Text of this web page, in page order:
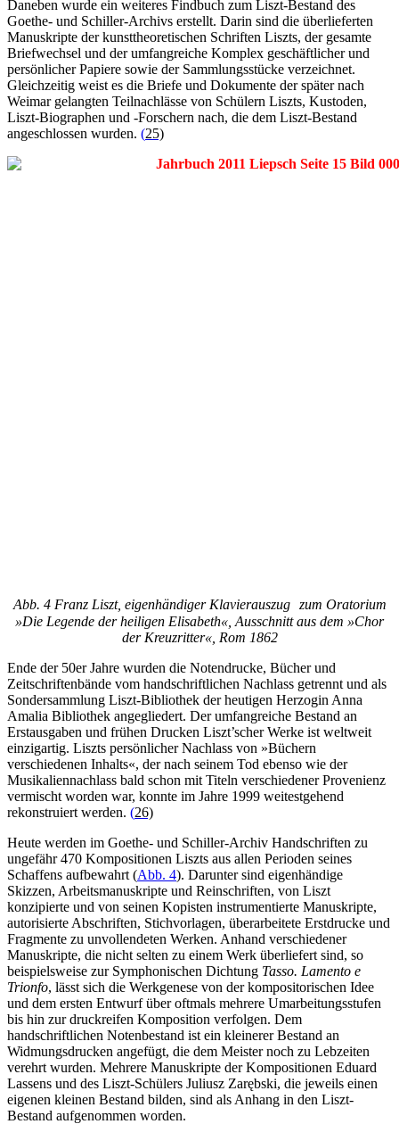
Daneben wurde ein weiteres Findbuch zum Liszt-Bestand des
Goethe- und Schiller-Archivs erstellt. Darin sind die überlieferten
Manuskripte der kunsttheoretischen Schriften Liszts, der gesamte
Briefwechsel und der umfangreiche Komplex geschäftlicher und
persönlicher Papiere sowie der Sammlungsstücke verzeichnet.
Gleichzeitig weist es die Briefe und Dokumente der später nach
Weimar gelangten Teilnachlässe von Schülern Liszts, Kustoden,
Liszt-Biographen und -Forschern nach, die dem Liszt-Bestand
angeschlossen wurden. (25)
Abb. 4 Franz Liszt, eigenhändiger Klavierauszug zum Oratorium
»Die Legende der heiligen Elisabeth«, Ausschnitt aus dem »Chor
der Kreuzritter«, Rom 1862
Ende der 50er Jahre wurden die Notendrucke, Bücher und
Zeitschriftenbände vom handschriftlichen Nachlass getrennt und als
Sondersammlung Liszt-Bibliothek der heutigen Herzogin Anna
Amalia Bibliothek angegliedert. Der umfangreiche Bestand an
Erstausgaben und frühen Drucken Liszt’scher Werke ist weltweit
einzigartig. Liszts persönlicher Nachlass von »Büchern
verschiedenen Inhalts«, der nach seinem Tod ebenso wie der
Musikaliennachlass bald schon mit Titeln verschiedener Provenienz
vermischt worden war, konnte im Jahre 1999 weitestgehend
rekonstruiert werden. (26)
Heute werden im Goethe- und Schiller-Archiv Handschriften zu
ungefähr 470 Kompositionen Liszts aus allen Perioden seines
Schaffens aufbewahrt (Abb. 4). Darunter sind eigenhändige
Skizzen, Arbeitsmanuskripte und Reinschriften, von Liszt
konzipierte und von seinen Kopisten instrumentierte Manuskripte,
autorisierte Abschriften, Stichvorlagen, überarbeitete Erstdrucke und
Fragmente zu unvollendeten Werken. Anhand verschiedener
Manuskripte, die nicht selten zu einem Werk überliefert sind, so
beispielsweise zur Symphonischen Dichtung Tasso. Lamento e
Trionfo, lässt sich die Werkgenese von der kompositorischen Idee
und dem ersten Entwurf über oftmals mehrere Umarbeitungsstufen
bis hin zur druckreifen Komposition verfolgen. Dem
handschriftlichen Notenbestand ist ein kleinerer Bestand an
Widmungsdrucken angefügt, die dem Meister noch zu Lebzeiten
verehrt wurden. Mehrere Manuskripte der Kompositionen Eduard
Lassens und des Liszt-Schülers Juliusz Zarębski, die jeweils einen
eigenen kleinen Bestand bilden, sind als Anhang in den Liszt-
Bestand aufgenommen worden.